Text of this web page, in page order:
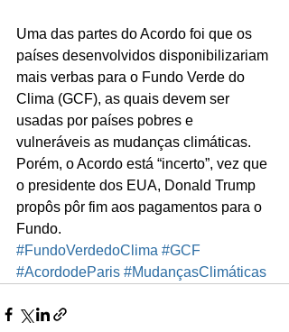
Uma das partes do Acordo foi que os
países desenvolvidos disponibilizariam
mais verbas para o Fundo Verde do
Clima (GCF), as quais devem ser
usadas por países pobres e
vulneráveis as mudanças climáticas.
Porém, o Acordo está “incerto”, vez que
o presidente dos EUA, Donald Trump
propôs pôr fim aos pagamentos para o
Fundo.
#FundoVerdedoClima #GCF
#AcordodeParis #MudançasClimáticas